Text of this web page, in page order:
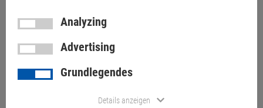
Siemens Simatic ISRA Vision
Server C2Q Q9400 4GB
6BK1800-5SR10-0AA0
Analyzing
Advertising
Grundlegendes
Details anzeigen